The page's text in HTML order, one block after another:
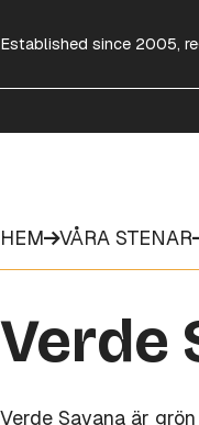
Established since 2005,
HEM VÅRA STENAR
Verde
Verde Savana är